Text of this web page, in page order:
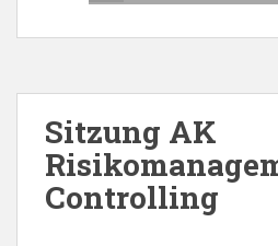
Sitzung AK
Controlling